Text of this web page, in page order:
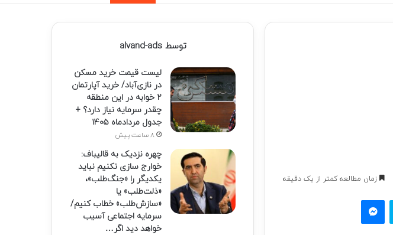
زمان مطالعه کمتر از یک دقیقه
اسکایپ مسنجر
توسط alvand-ads
لیست قیمت خرید مسکن
در نازی‌آباد/ خرید آپارتمان
۲ خوابه در این منطقه
چقدر سرمایه نیاز دارد؟ +
جدول مردادماه ۱۴۰۵
8 ساعت پیش
چهره نزدیک به قالیباف:
خوارج سازی نکنیم نباید
یکدیگر را «جنگ‌طلب»،
«ذلت‌طلب» یا
«سازش‌طلب» خطاب کنیم/
سرمایه اجتماعی آسیب
خواهد دید اگر…